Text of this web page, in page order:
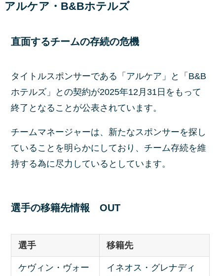
アルケア・B&Bホテルズ
直面するチームの存続の危機
タイトルスポンサーである「アルケア」と「B&B
ホテルズ」との契約が2025年12月31日をもって
終了となることが公表されています。
チームマネージャーは、新たなスポンサーを探し
ていることを明らかにしており、チーム存続を維
持する為に尽力しているとしています。
選手の移籍先情報 OUT
選手 移籍先
ケヴィン・ヴォー
イネオス・グレナディ